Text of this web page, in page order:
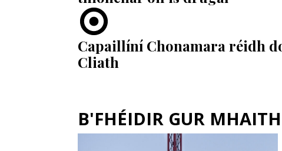
Capaillíní Chonamara réidh
Cliath
B'FHÉIDIR GUR